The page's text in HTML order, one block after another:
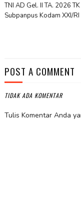
TNI AD Gel. II TA. 2026 TK
Subpanpus Kodam XXI/RI
POST A COMMENT
TIDAK ADA KOMENTAR
Tulis Komentar Anda